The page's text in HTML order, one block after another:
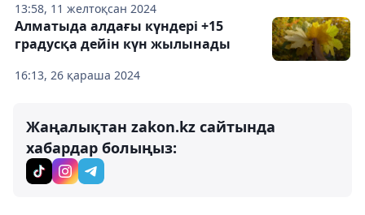
13:58, 11 желтоқсан 2024
16:13, 26 қараша 2024
Алматыда алдағы күндері +15
градусқа дейін күн жылынады
Жаңалықтан zakon.kz сайтында
хабардар болыңыз: